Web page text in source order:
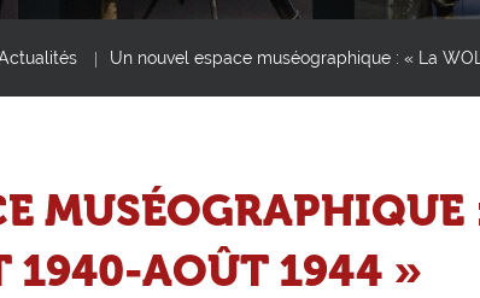
Un nouvel espace muséographique : « La
1940-AOÛT 1944 »